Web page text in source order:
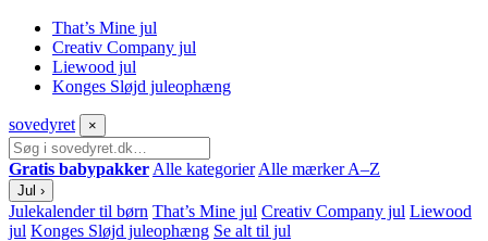
That’s Mine jul
Creativ Company jul
Liewood jul
Konges Sløjd juleophæng
sovedyret ×
Gratis babypakker Alle kategorier Alle mærker A–Z
Jul ›
Julekalender til børn That’s Mine jul Creativ Company jul Liewood
jul Konges Sløjd juleophæng Se alt til jul